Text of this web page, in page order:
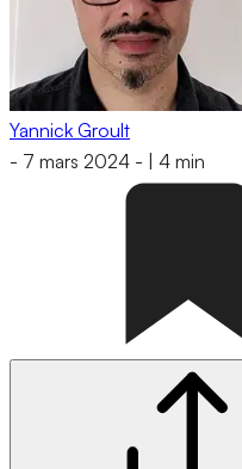
Yannick Groult
- 7 mars 2024 - 4 min